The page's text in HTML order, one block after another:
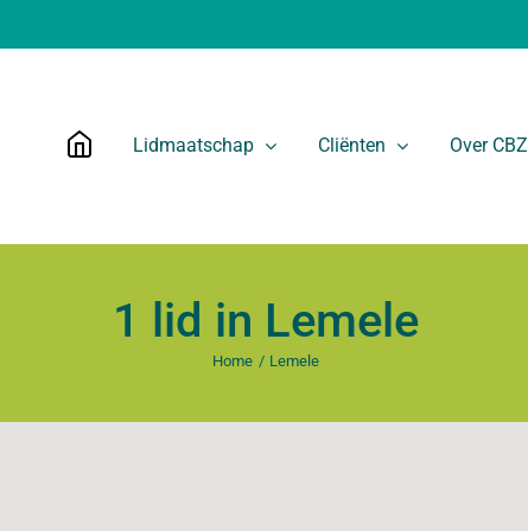
Lidmaatschap Cliënten Over CBZ
1 lid in Lemele
Home Lemele